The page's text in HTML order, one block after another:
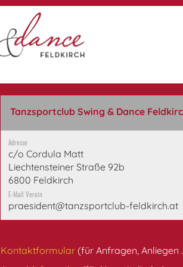
Tanzsportclub Swing & Dance
Adresse
c/o Cordula Matt
Liechtensteiner Straße 92b
6800 Feldkirch
E-Mail Verein
praesident@tanzsportclub-feldkirch.at
Kontaktformular (für Anfragen, Anliegen